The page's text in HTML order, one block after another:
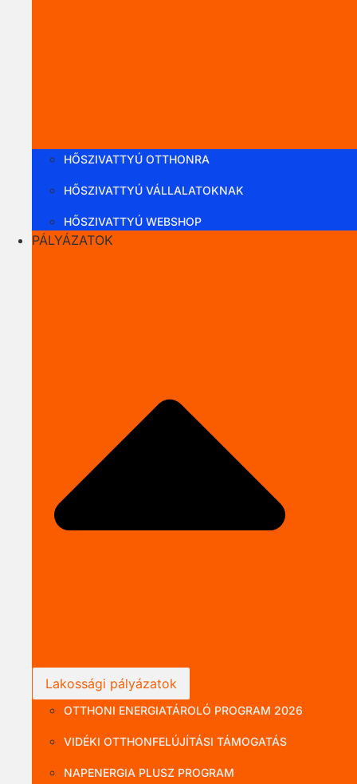
HŐSZIVATTYÚ OTTHONRA
HŐSZIVATTYÚ VÁLLALATOKNAK
HŐSZIVATTYÚ WEBSHOP
PÁLYÁZATOK
Lakossági pályázatok
OTTHONI ENERGIATÁROLÓ PROGRAM 2026
VIDÉKI OTTHONFELÚJÍTÁSI TÁMOGATÁS
NAPENERGIA PLUSZ PROGRAM